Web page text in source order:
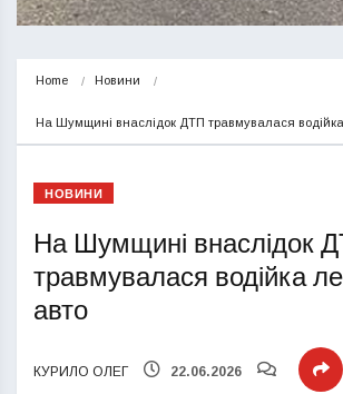
Home Новини
На Шумщині внаслідок ДТП травмувалася водійка
НОВИНИ
На Шумщині внаслідок
травмувалася водійка
авто
КУРИЛО ОЛЕГ 22.06.2026